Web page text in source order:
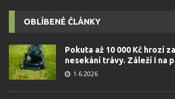
OBLÍBENÉ ČLÁNKY
Pokuta až 10 000 Kč hrozí
nesekání trávy. Záleží i na
1.6.2026